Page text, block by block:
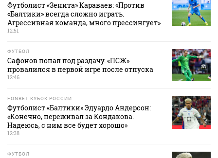
Футболист «Зенита» Караваев: «Против
«Балтики» всегда сложно играть.
Агрессивная команда, много прессингует»
12:51
ФУТБОЛ
Сафонов попал под раздачу. «ПСЖ»
провалился в первой игре после отпуска
12:46
FONBET КУБОК РОССИИ
Футболист «Балтики» Эдуардо Андерсон:
«Конечно, переживал за Кондакова.
Надеюсь, с ним все будет хорошо»
12:38
ФУТБОЛ